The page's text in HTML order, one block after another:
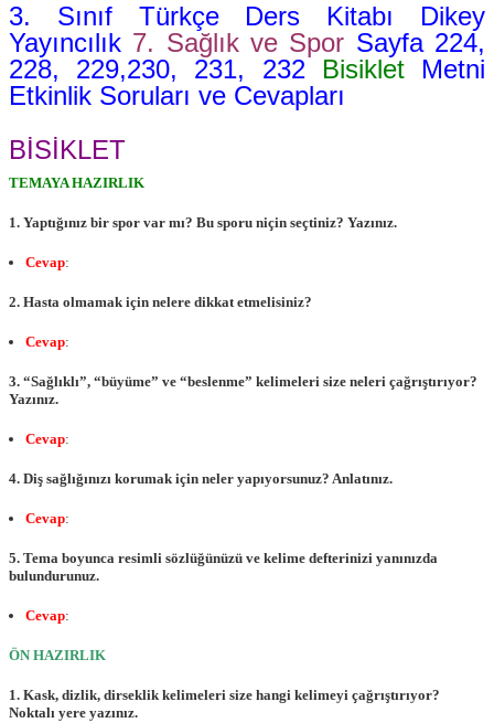
3. Sınıf Türkçe Ders Kitabı Dikey
Yayıncılık 7. Sağlık ve Spor Sayfa 224,
228, 229,230, 231, 232 BisikletMetni
Etkinlik Soruları ve Cevapları
BİSİKLET
TEMAYA HAZIRLIK
1. Yaptığınız bir spor var mı? Bu sporu niçin seçtiniz? Yazınız.
Cevap:
2. Hasta olmamak için nelere dikkat etmelisiniz?
Cevap:
3. “Sağlıklı”, “büyüme” ve “beslenme” kelimeleri size neleri çağrıştırıyor?
Yazınız.
Cevap:
4. Diş sağlığınızı korumak için neler yapıyorsunuz? Anlatınız.
Cevap:
5. Tema boyunca resimli sözlüğünüzü ve kelime defterinizi yanınızda
bulundurunuz.
Cevap:
ÖN HAZIRLIK
1. Kask, dizlik, dirseklik kelimeleri size hangi kelimeyi çağrıştırıyor?
Noktalı yere yazınız.